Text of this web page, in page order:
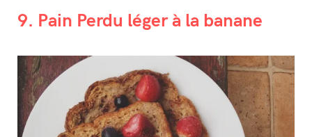
9. Pain Perdu léger à la banane